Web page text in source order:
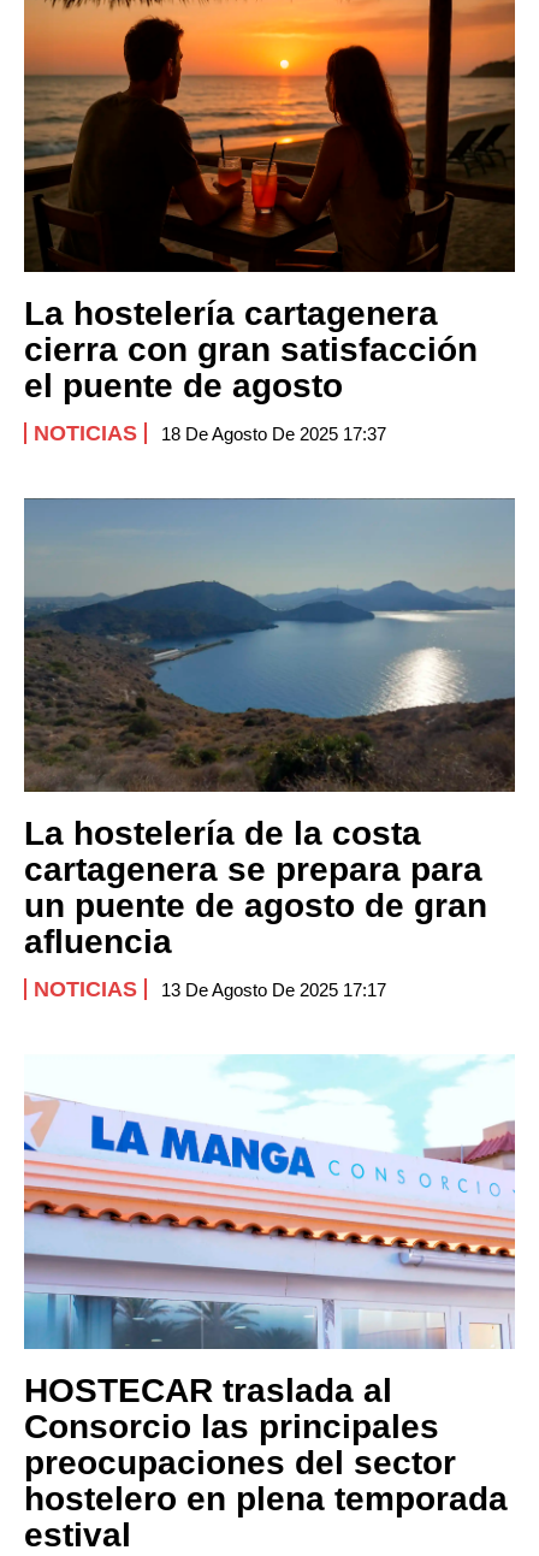
La hostelería cartagenera
cierra con gran satisfacción
el puente de agosto
NOTICIAS 18 De Agosto De 2025 17:37
La hostelería de la costa
cartagenera se prepara para
un puente de agosto de gran
afluencia
NOTICIAS 13 De Agosto De 2025 17:17
HOSTECAR traslada al
Consorcio las principales
preocupaciones del sector
hostelero en plena temporada
estival